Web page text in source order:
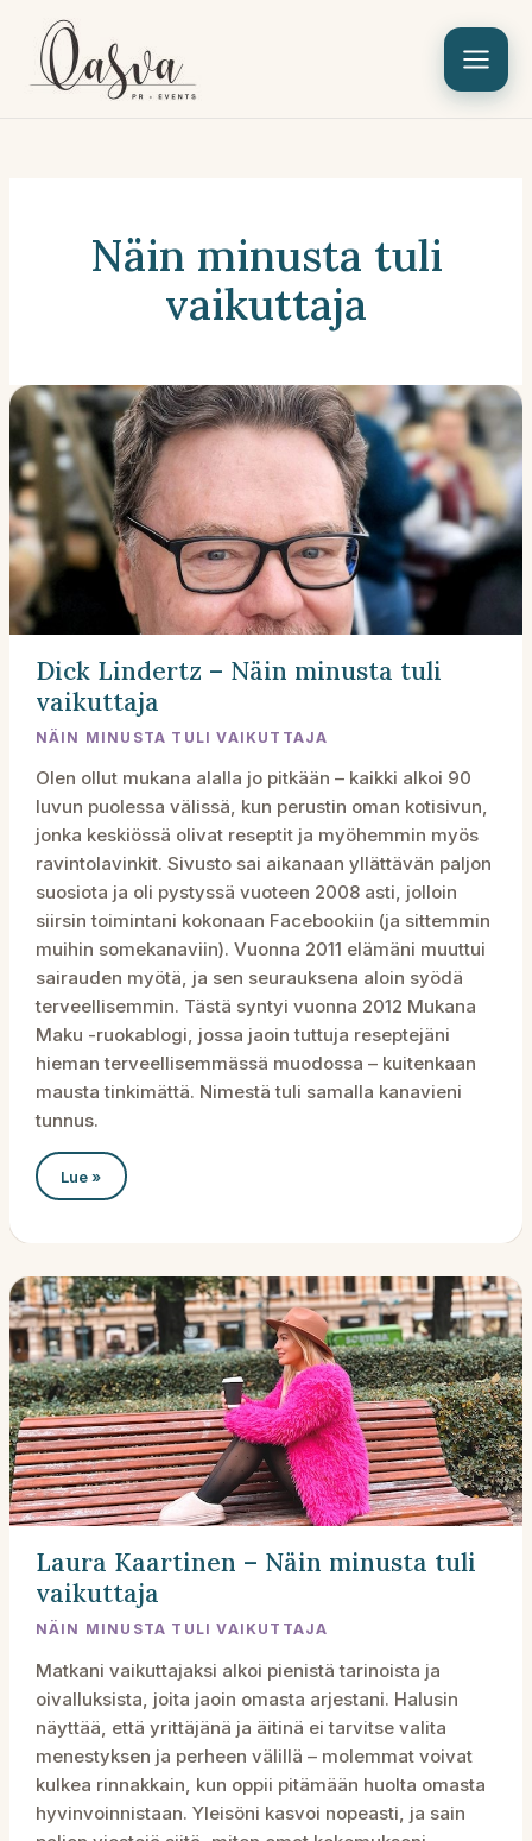
sisältöön
Näin minusta tuli
vaikuttaja
Dick Lindertz – Näin minusta tuli
vaikuttaja
NÄIN MINUSTA TULI VAIKUTTAJA
Olen ollut mukana alalla jo pitkään – kaikki alkoi 90
luvun puolessa välissä, kun perustin oman kotisivun,
jonka keskiössä olivat reseptit ja myöhemmin myös
ravintolavinkit. Sivusto sai aikanaan yllättävän paljon
suosiota ja oli pystyssä vuoteen 2008 asti, jolloin
siirsin toimintani kokonaan Facebookiin (ja sittemmin
muihin somekanaviin). Vuonna 2011 elämäni muuttui
sairauden myötä, ja sen seurauksena aloin syödä
terveellisemmin. Tästä syntyi vuonna 2012 Mukana
Maku -ruokablogi, jossa jaoin tuttuja reseptejäni
hieman terveellisemmässä muodossa – kuitenkaan
mausta tinkimättä. Nimestä tuli samalla kanavieni
tunnus.
Dick
Lindertz
tuli
vaikuttaja
Lue »
Laura Kaartinen – Näin minusta tuli
vaikuttaja
NÄIN MINUSTA TULI VAIKUTTAJA
Matkani vaikuttajaksi alkoi pienistä tarinoista ja
oivalluksista, joita jaoin omasta arjestani. Halusin
näyttää, että yrittäjänä ja äitinä ei tarvitse valita
menestyksen ja perheen välillä – molemmat voivat
kulkea rinnakkain, kun oppii pitämään huolta omasta
hyvinvoinnistaan. Yleisöni kasvoi nopeasti, ja sain